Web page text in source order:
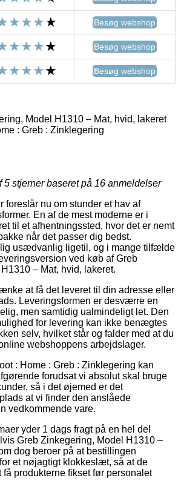
Besøg webshop
Besøg webshop
Besøg webshop
Model H1310 – Mat, hvid, lakeret
: Greb : Zinklegering
5 stjerner baseret på 16 anmeldelser
foreslår nu om stunder et hav af
En af de mest moderne er i
til et afhentningssted, hvor det er nemt
når det passer dig bedst.
usædvanlig ligetil, og i mange tilfælde
ved køb af Greb
– Mat, hvid, lakeret.
at få det leveret til din adresse eller
Leveringsformen er desværre en
men samtidig ualmindeligt let. Den
for levering kan ikke benægtes
selv, hvilket står og falder med at du
webshoppens arbejdslager.
: Home : Greb : Zinklegering kan
forudsat vi absolut skal bruge
så i det øjemed er det
at vi finder den anslåede
vedkommende vare.
yder 1 dags fragt på en hel del
Greb Zinkegering, Model H1310 –
dog beroer på at bestillingen
et nøjagtigt klokkeslæt, så at de
få produkterne fikset før personalet